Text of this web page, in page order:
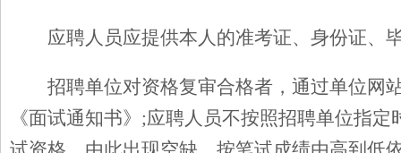
应聘人员应提供本人的准考证、身份证、
招聘单位对资格复审合格者，通过单位网
《面试通知书》;应聘人员不按照招聘单位指